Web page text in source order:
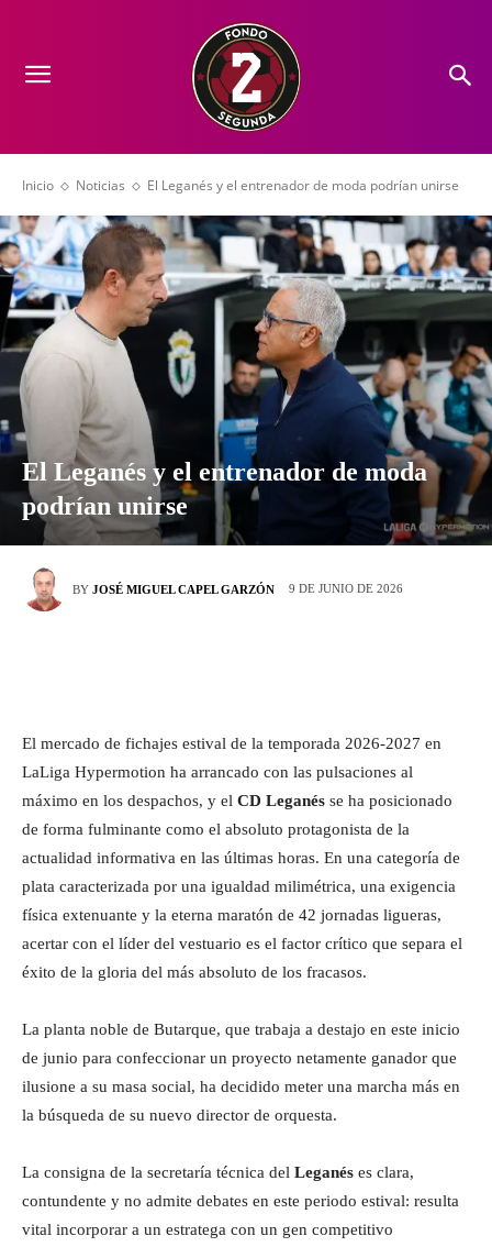
Inicio Noticias El Leganés y el entrenador de moda podrían unirse
El Leganés y el entrenador de moda
podrían unirse
BY JOSÉ MIGUEL CAPEL GARZÓN 9 DE JUNIO DE 2026
El mercado de fichajes estival de la temporada 2026-2027 en
LaLiga Hypermotion ha arrancado con las pulsaciones al
máximo en los despachos, y el CD Leganés se ha posicionado
de forma fulminante como el absoluto protagonista de la
actualidad informativa en las últimas horas. En una categoría de
plata caracterizada por una igualdad milimétrica, una exigencia
física extenuante y la eterna maratón de 42 jornadas ligueras,
acertar con el líder del vestuario es el factor crítico que separa el
éxito de la gloria del más absoluto de los fracasos.
La planta noble de Butarque, que trabaja a destajo en este inicio
de junio para confeccionar un proyecto netamente ganador que
ilusione a su masa social, ha decidido meter una marcha más en
la búsqueda de su nuevo director de orquesta.
La consigna de la secretaría técnica del Leganés es clara,
contundente y no admite debates en este periodo estival: resulta
vital incorporar a un estratega con un gen competitivo